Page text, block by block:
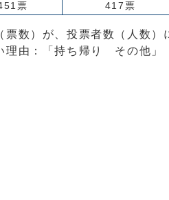
票
417票
票数）が、投票者数（人数
理由：「持ち帰り その他」